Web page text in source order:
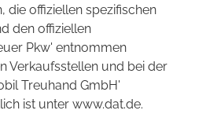
die offiziellen spezifischen
den offiziellen
Pkw' entnommen
Verkaufsstellen und bei der
Treuhand GmbH'
ist unter www.dat.de.